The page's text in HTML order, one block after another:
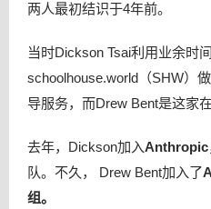
两人最初结识于4年前。
当时Dickson Tsai利用业余时
schoolhouse.world（SHW）
导服务，而Drew Bent是这家
去年，Dickson加入Anthropic
队。不久， Drew Bent加入了
组。